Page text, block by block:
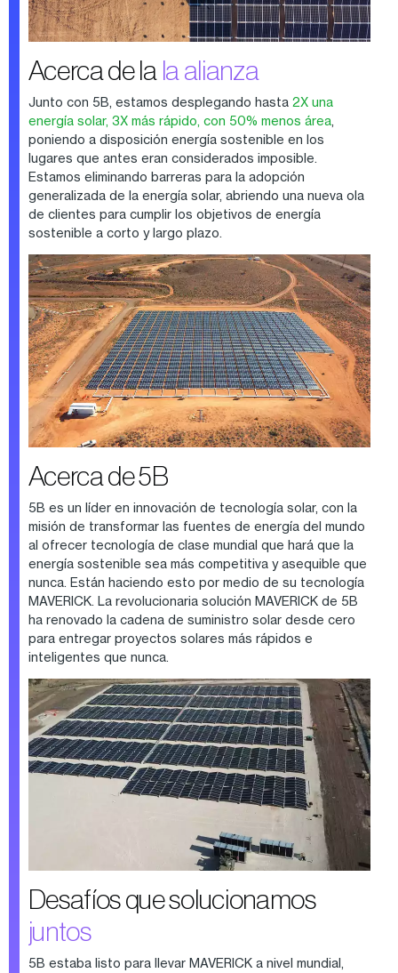
Acerca de la la alianza
Junto con 5B, estamos desplegando hasta 2X una
energía solar, 3X más rápido, con 50% menos área,
poniendo a disposición energía sostenible en los
lugares que antes eran considerados imposible.
Estamos eliminando barreras para la adopción
generalizada de la energía solar, abriendo una nueva ola
de clientes para cumplir los objetivos de energía
sostenible a corto y largo plazo.
Acerca de 5B
5B es un líder en innovación de tecnología solar, con la
misión de transformar las fuentes de energía del mundo
al ofrecer tecnología de clase mundial que hará que la
energía sostenible sea más competitiva y asequible que
nunca. Están haciendo esto por medio de su tecnología
MAVERICK. La revolucionaria solución MAVERICK de 5B
ha renovado la cadena de suministro solar desde cero
para entregar proyectos solares más rápidos e
inteligentes que nunca.
Desafíos que solucionamos
juntos
5B estaba listo para llevar MAVERICK a nivel mundial,